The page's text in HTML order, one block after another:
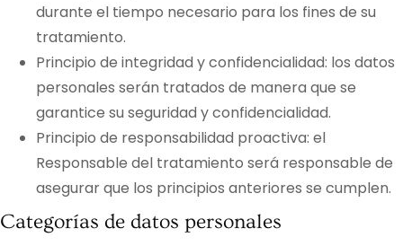
durante el tiempo necesario para los fines de su
tratamiento.
Principio de integridad y confidencialidad: los datos
personales serán tratados de manera que se
garantice su seguridad y confidencialidad.
Principio de responsabilidad proactiva: el
Responsable del tratamiento será responsable de
asegurar que los principios anteriores se cumplen.
Categorías de datos personales